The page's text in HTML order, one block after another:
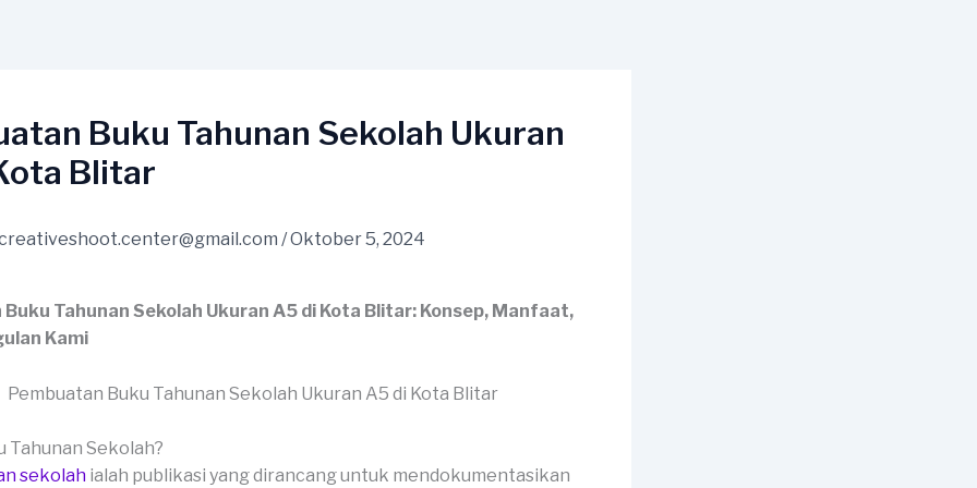
Buku Tahunan Sekolah Ukuran
Blitar
/Oktober 5, 2024
Tahunan Sekolah Ukuran A5 di Kota Blitar: Konsep, Manfaat,
Kami
Tahunan Sekolah?
sekolah ialah publikasi yang dirancang untuk mendokumentasikan